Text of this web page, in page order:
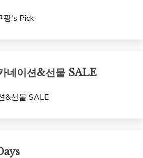
네이션&선물 SALE